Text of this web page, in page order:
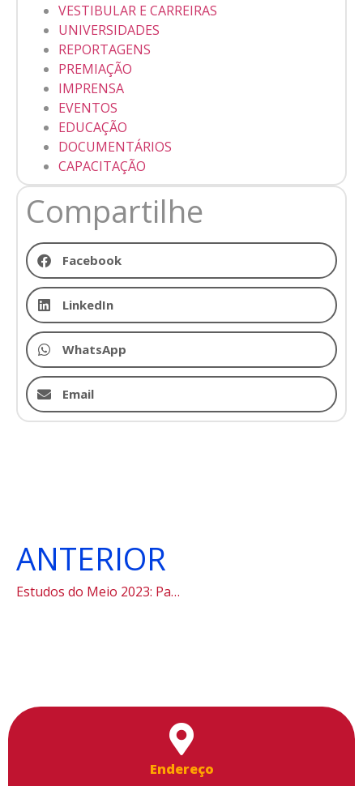
VESTIBULAR E CARREIRAS
UNIVERSIDADES
REPORTAGENS
PREMIAÇÃO
IMPRENSA
EVENTOS
EDUCAÇÃO
DOCUMENTÁRIOS
CAPACITAÇÃO
Compartilhe
Facebook
LinkedIn
WhatsApp
Email
ANTERIOR
Estudos do Meio 2023: Paraty
Endereço
conteúdo, melhorar o seu desempenho e proporcionar mais